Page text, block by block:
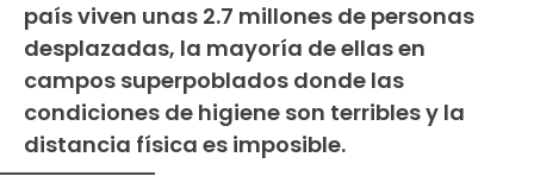
país viven unas 2.7 millones de personas
desplazadas, la mayoría de ellas en
campos superpoblados donde las
condiciones de higiene son terribles y la
distancia física es imposible.